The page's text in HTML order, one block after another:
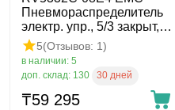
Пневмораспределитель
электр. упр., 5/3 закрыт,
G1/4, 24 VDC
5(Отзывов: 1)
в наличии: 5
доп. склад: 130
30 дней
₸59 295